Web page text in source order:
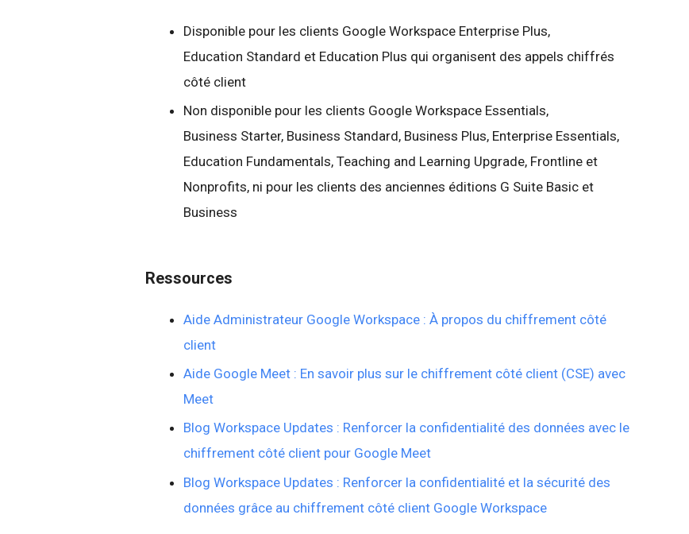
Disponible pour les clients Google Workspace Enterprise Plus,
Education Standard et Education Plus qui organisent des appels chiffrés
côté client
Non disponible pour les clients Google Workspace Essentials,
Business Starter, Business Standard, Business Plus, Enterprise Essentials,
Education Fundamentals, Teaching and Learning Upgrade, Frontline et
Nonprofits, ni pour les clients des anciennes éditions G Suite Basic et
Business
Ressources
Aide Administrateur Google Workspace : À propos du chiffrement côté
client
Aide Google Meet : En savoir plus sur le chiffrement côté client (CSE) avec
Meet
Blog Workspace Updates : Renforcer la confidentialité des données avec le
chiffrement côté client pour Google Meet
Blog Workspace Updates : Renforcer la confidentialité et la sécurité des
données grâce au chiffrement côté client Google Workspace